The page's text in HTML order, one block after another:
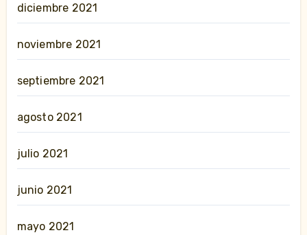
diciembre 2021
noviembre 2021
septiembre 2021
agosto 2021
julio 2021
junio 2021
mayo 2021